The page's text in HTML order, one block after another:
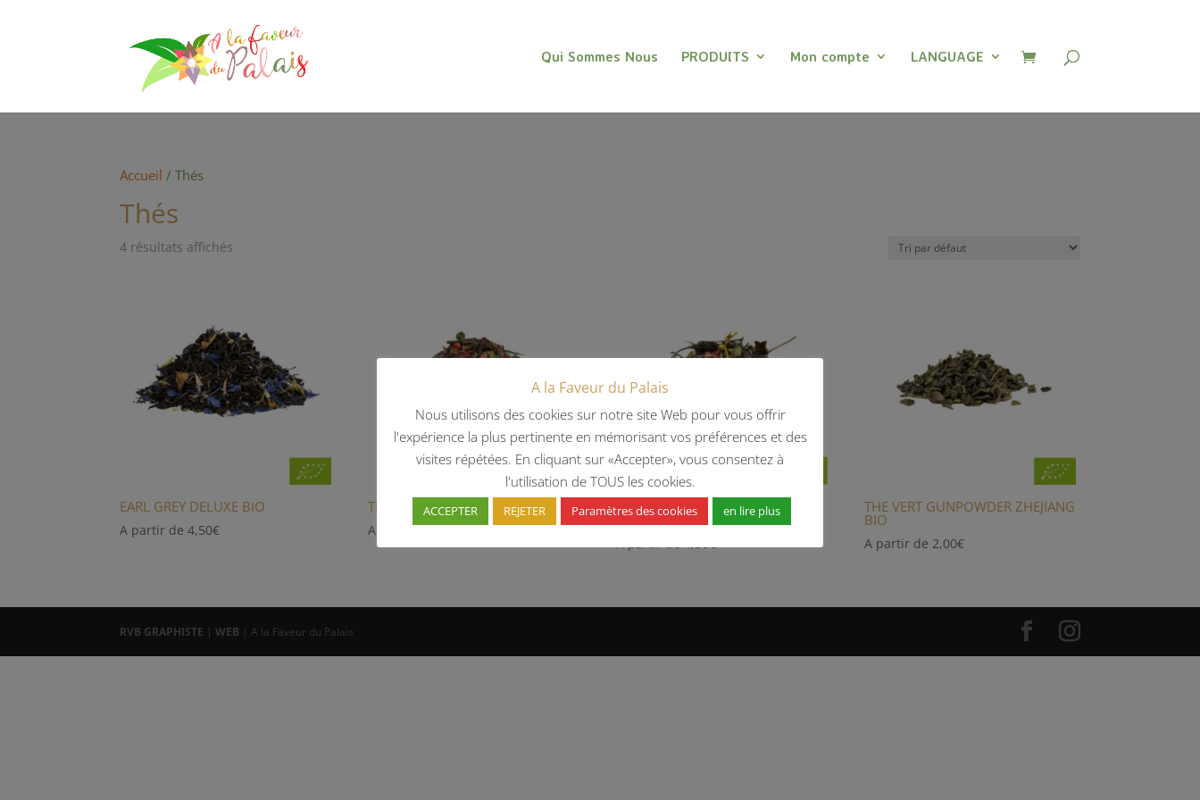
Qui Sommes Nous PRODUITS Mon compte LANGUAGE
Accueil / Thés
Thés
4 résultats affichés
EARL GREY DELUXE BIO
A partir de4,50€
THE BLANC FRAISE BIO
A partir de4,50€
THE BLANC MANGUE / PASSION
BIO
A partir de4,50€
THE VERT GUNPOWDER ZHEJIANG
BIO
A partir de2,00€
RVB GRAPHISTE |WEB | A la Faveur du Palais
A la Faveur du Palais
Nous utilisons des cookies sur notre site Web pour vous offrir
l'expérience la plus pertinente en mémorisant vos préférences et des
visites répétées. En cliquant sur «Accepter», vous consentez à
l'utilisation de TOUS les cookies.
ACCEPTER REJETER Paramètres des cookies en lire plus